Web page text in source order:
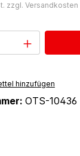
zzgl. Versandkosten
Anzahl:
hinzufügen
OTS-10436